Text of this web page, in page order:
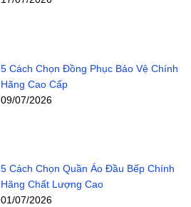
5 Cách Chọn Đồng Phục Bảo Vệ Chính
Hãng Cao Cấp
09/07/2026
5 Cách Chọn Quần Áo Đầu Bếp Chính
Hãng Chất Lượng Cao
01/07/2026